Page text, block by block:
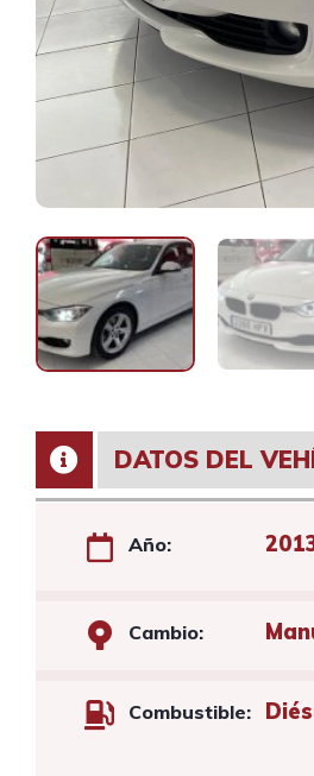
DATOS DEL
Año:
Cambio:
Combustible: